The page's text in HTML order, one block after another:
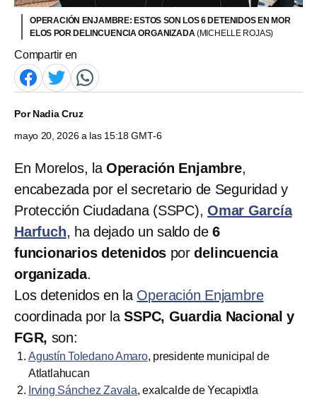
OPERACIÓN ENJAMBRE: ESTOS SON LOS 6 DETENIDOS EN MOR
ELOS POR DELINCUENCIA ORGANIZADA(MICHELLE ROJAS)
Compartir en
PorNadia Cruz
mayo 20, 2026 a las 15:18 GMT-6
En Morelos, la Operación Enjambre,
encabezada por el secretario de Seguridad y
Protección Ciudadana (SSPC),Omar García
Harfuch, ha dejado un saldo de6
funcionarios detenidos pordelincuencia
organizada.
Los detenidos en la Operación Enjambre
coordinada por laSSPC, Guardia Nacional y
FGR, son:
Agustín Toledano Amaro, presidente municipal de
Atlatlahucan
Irving Sánchez Zavala, exalcalde de Yecapixtla